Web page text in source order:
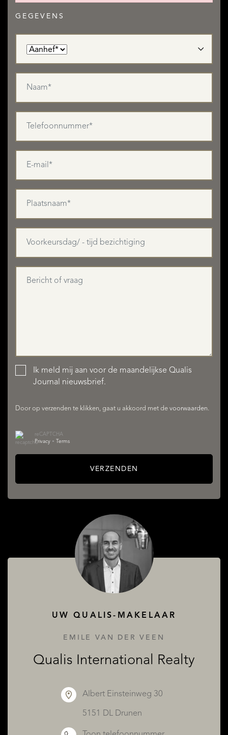
GEGEVENS
Ik meld mij aan voor de maandelijkse Qualis
Journal nieuwsbrief.
Door op verzenden te klikken, gaat u akkoord met de voorwaarden.
reCAPTCHA
Privacy • Terms
VERZENDEN
UW QUALIS-MAKELAAR
EMILE VAN DER VEEN
Qualis International Realty
Albert Einsteinweg 30
5151 DL Drunen
AANBOD
DIENSTEN